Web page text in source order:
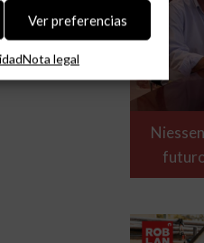
Ver preferencias
Nota legal